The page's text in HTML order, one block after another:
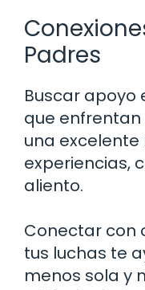
Padres
Buscar apoyo
que
una
experiencias,
aliento.
Conectar con
tus luchas te
menos sola y